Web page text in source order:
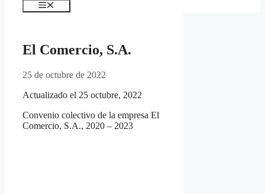
Menú
El Comercio, S.A.
25 de octubre de 2022
Actualizado el 25 octubre, 2022
Convenio colectivo de la empresa El
Comercio, S.A., 2020 – 2023